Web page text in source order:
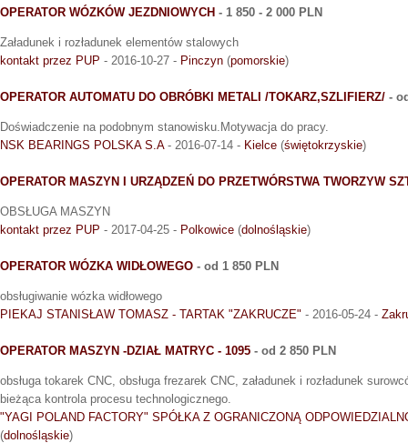
OPERATOR WÓZKÓW JEZDNIOWYCH - 1 850 - 2 000 PLN
Załadunek i rozładunek elementów stalowych
kontakt przez PUP - 2016-10-27 - Pinczyn (pomorskie)
OPERATOR AUTOMATU DO OBRÓBKI METALI /TOKARZ,SZLIFIERZ/ -
Doświadczenie na podobnym stanowisku.Motywacja do pracy.
NSK BEARINGS POLSKA S.A- 2016-07-14 - Kielce (świętokrzyskie)
OPERATOR MASZYN I URZĄDZEŃ DO PRZETWÓRSTWA TWORZYW
OBSŁUGA MASZYN
kontakt przez PUP - 2017-04-25 - Polkowice (dolnośląskie)
OPERATOR WÓZKA WIDŁOWEGO - od 1 850 PLN
obsługiwanie wózka widłowego
PIEKAJ STANISŁAW TOMASZ - TARTAK "ZAKRUCZE" - 2016-05-24 -
OPERATOR MASZYN -DZIAŁ MATRYC - 1095 - od 2 850 PLN
obsługa tokarek CNC, obsługa frezarek CNC, załadunek i rozładunek
bieżąca kontrola procesu technologicznego.
"YAGI POLAND FACTORY" SPÓŁKA Z OGRANICZONĄ
(dolnośląskie)